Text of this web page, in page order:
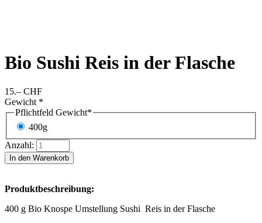
Bio Sushi Reis in der Flasche
15.– CHF
Gewicht *
Pflichtfeld Gewicht*
400g
Anzahl:
In den Warenkorb
Produktbeschreibung:
400 g Bio Knospe Umstellung Sushi Reis in der Flasche